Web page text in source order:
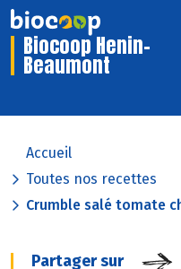
Biocoop Henin-
Beaumont
Accueil
Toutes nos recettes
Crumble salé tomate
Partager sur